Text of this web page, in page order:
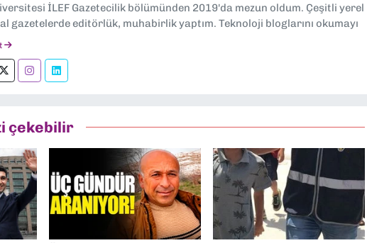
İLEF Gazetecilik bölümünden 2019'da mezun oldum. Çeşitli yerel
gazetelerde editörlük, muhabirlik yaptım. Teknoloji bloglarını okumayı
çekebilir